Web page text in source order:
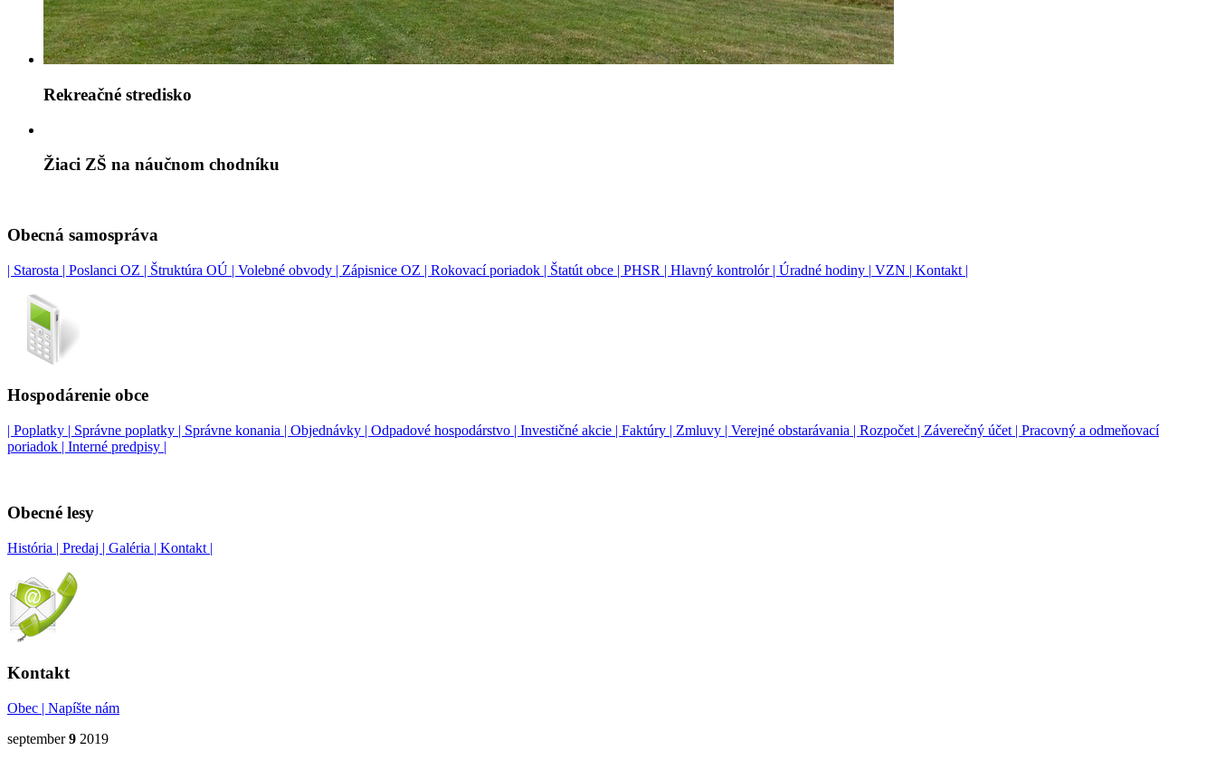
Rekreačné stredisko
Žiaci ZŠ na náučnom chodníku
Obecná samospráva
| Starosta | Poslanci OZ | Štruktúra OÚ | Volebné obvody | Zápisnice OZ | Rokovací poriadok | Štatút obce | PHSR | Hlavný kontrolór | Úradné hodiny | VZN | Kontakt |
Hospodárenie obce
| Poplatky | Správne poplatky | Správne konania | Objednávky | Odpadové hospodárstvo | Investičné akcie | Faktúry | Zmluvy | Verejné obstarávania | Rozpočet | Záverečný účet | Pracovný a odmeňovací
poriadok | Interné predpisy |
Obecné lesy
História | Predaj | Galéria | Kontakt |
Kontakt
Obec | Napíšte nám
september9 2019